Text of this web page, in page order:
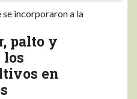
se incorporaron a la
palto y
los
en